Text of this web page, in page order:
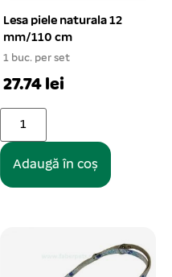
Lesa piele naturala 12
mm/110 cm
1 buc. per set
27.74 lei
Adaugă în coș